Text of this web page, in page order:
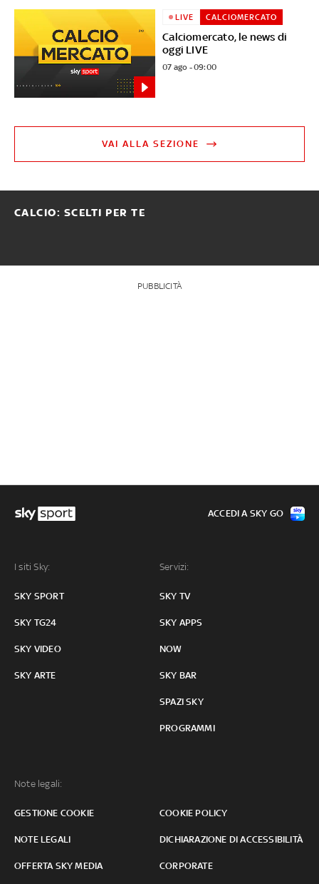
Calciomercato, le news di
oggi LIVE
LIVE CALCIOMERCATO
07 ago - 09:00
VAI ALLA SEZIONE
CALCIO: SCELTI PER TE
PUBBLICITÀ
I siti Sky:
SKY SPORT
SKY TG24
SKY VIDEO
SKY ARTE
Servizi:
SKY TV
SKY APPS
NOW
SKY BAR
SPAZI SKY
PROGRAMMI
Note legali:
GESTIONE COOKIE COOKIE POLICY
NOTE LEGALI DICHIARAZIONE DI ACCESSIBILITÀ
OFFERTA SKY MEDIA CORPORATE
ACCEDI A SKY GO